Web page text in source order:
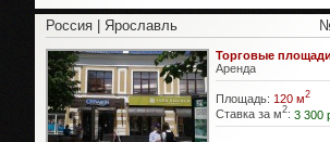
Россия | Ярославль
Торговые
Аренда
Площадь: 120 м2
Ставка за м2: 3 300